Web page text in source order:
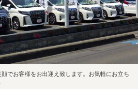
でお客様をお出迎え致します。お気軽にお立ち